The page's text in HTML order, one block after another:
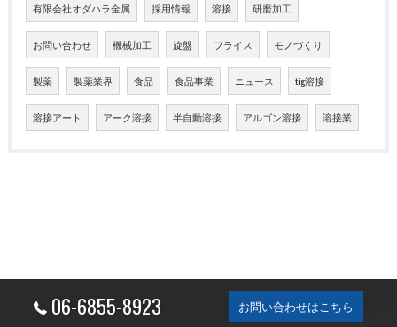
有限会社オダハラ金属 採用情報 溶接 研磨加工
お問い合わせ 機械加工 旋盤 フライス モノづくり
製薬 製薬業界 食品 食品事業 ニュース tig溶接
溶接アート アーク溶接 半自動溶接 アルゴン溶接 溶接業
06-6855-8923 お問い合わせはこちら